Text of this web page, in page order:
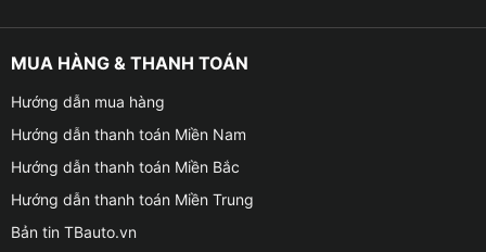
Tính năng nổi bật khi lắp màn hình Oled X4 cho
Toyota Innova
MUA HÀNG & THANH TOÁN
Hướng dẫn mua hàng
Hướng dẫn thanh toán Miền Nam
Hướng dẫn thanh toán Miền Bắc
Hướng dẫn thanh toán Miền Trung
Bản tin TBauto.vn